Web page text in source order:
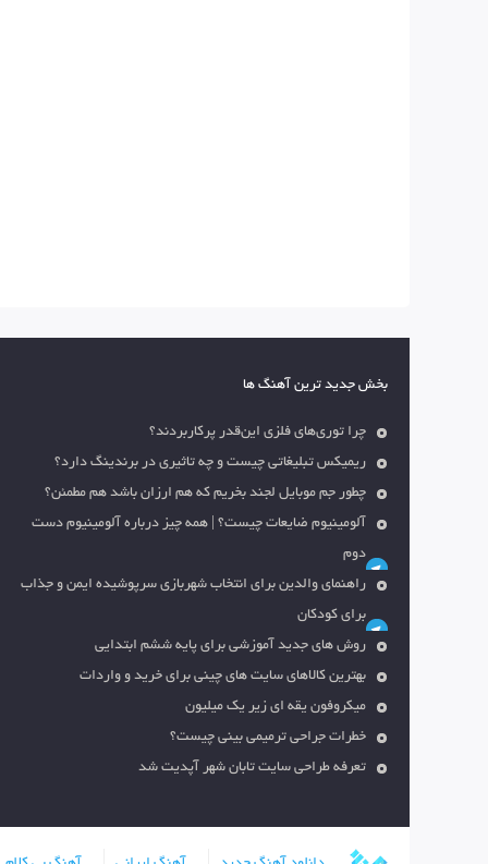
بخش جدید ترین آهنگ ها
چرا توری‌های فلزی این‌قدر پرکاربردند؟
ریمیکس تبلیغاتی چیست و چه تاثیری در برندینگ دارد؟
چطور جم موبایل لجند بخریم که هم ارزان باشد هم مطمئن؟
آلومینیوم ضایعات چیست؟ | همه چیز درباره آلومینیوم دست
دوم
راهنمای والدین برای انتخاب شهربازی سرپوشیده ایمن و جذاب
برای کودکان
روش های جدید آموزشی برای پایه ششم ابتدایی
بهترین کالاهای سایت های چینی برای خرید و واردات
میکروفون یقه ای زیر یک میلیون
خطرات جراحی ترمیمی بینی چیست؟
تعرفه طراحی سایت تابان شهر آپدیت شد